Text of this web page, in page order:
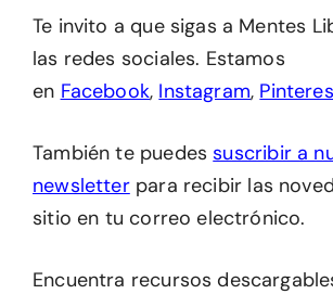
Te invito a que sigas a Mentes
las redes sociales. Estamos
en Facebook, Instagram,
También te puedessuscribir a
newsletterpara recibir las
sitio en tu correo electrónico.
Encuentra recursos